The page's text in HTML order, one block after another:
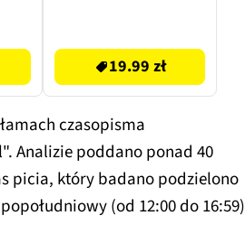
19.99 zł
czasopisma
Analizie poddano ponad 40
picia, który badano podzielono
(od 12:00 do 16:59)